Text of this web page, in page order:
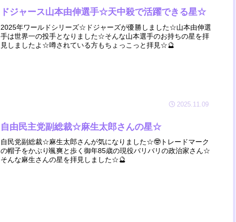
ドジャース山本由伸選手☆天中殺で活躍できる星☆
2025年ワールドシリーズ☆ドジャーズが優勝しました☆山本由伸選
手は世界一の投手となりました☆そんな山本選手のお持ちの星を拝
見しましたよ☆噂されている方もちょっこっと拝見☆🔮
2025.11.09
自由民主党副総裁☆麻生太郎さんの星☆
自民党副総裁☆麻生太郎さんが気になりました☆🤓トレードマーク
の帽子をかぶり颯爽と歩く御年85歳の現役バリバリの政治家さん☆
そんな麻生さんの星を拝見しました☆🔮